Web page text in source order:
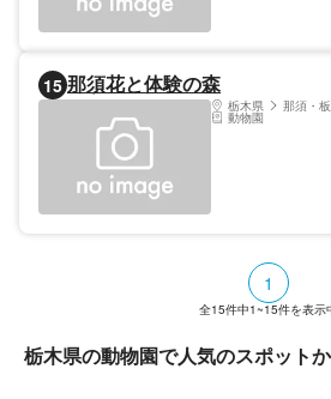
15 那須花と体験の森
栃木県 那須・
動物園
1
全15件中1~15件を表示
栃木県の動物園で人気のスポット